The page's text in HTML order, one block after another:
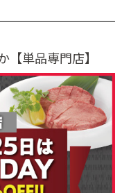
【単品専門店】